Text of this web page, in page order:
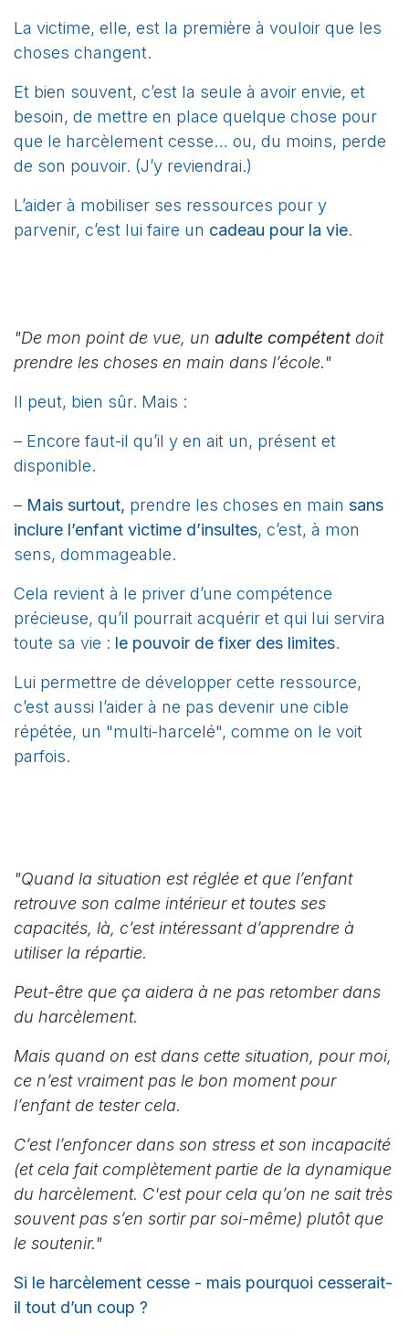
La victime, elle, est la première à vouloir que les
choses changent.
Et bien souvent, c’est la seule à avoir envie, et
besoin, de mettre en place quelque chose pour
que le harcèlement cesse… ou, du moins, perde
de son pouvoir. (J’y reviendrai.)
L’aider à mobiliser ses ressources pour y
parvenir, c’est lui faire un cadeau pour la vie.
"De mon point de vue, un adulte compétent doit
prendre les choses en main dans l’école."
Il peut, bien sûr. Mais :
– Encore faut-il qu’il y en ait un, présent et
disponible.
– Mais surtout, prendre les choses en main sans
inclure l’enfant victime d’insultes, c’est, à mon
sens, dommageable.
Cela revient à le priver d’une compétence
précieuse, qu’il pourrait acquérir et qui lui servira
toute sa vie : le pouvoir de fixer des limites.
Lui permettre de développer cette ressource,
c’est aussi l’aider à ne pas devenir une cible
répétée, un "multi-harcelé", comme on le voit
parfois.
"Quand la situation est réglée et que l’enfant
retrouve son calme intérieur et toutes ses
capacités, là, c’est intéressant d’apprendre à
utiliser la répartie.
Peut-être que ça aidera à ne pas retomber dans
du harcèlement.
Mais quand on est dans cette situation, pour moi,
ce n’est vraiment pas le bon moment pour
l’enfant de tester cela.
C’est l’enfoncer dans son stress et son incapacité
(et cela fait complètement partie de la dynamique
du harcèlement. C'est pour cela qu’on ne sait très
souvent pas s’en sortir par soi-même) plutôt que
le soutenir."
Si le harcèlement cesse - mais pourquoi cesserait-
il tout d’un coup ?